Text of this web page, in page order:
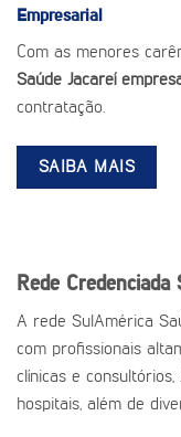
Empresarial
Com as menores
Saúde Jacareí
contratação.
SAIBA MAIS
Rede
A rede SulAmérica
com profissionais
clínicas e
hospitais, além de